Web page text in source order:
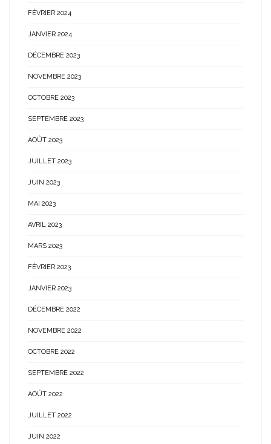
FÉVRIER 2024
JANVIER 2024
DÉCEMBRE 2023
NOVEMBRE 2023
OCTOBRE 2023
SEPTEMBRE 2023
AOÛT 2023
JUILLET 2023
JUIN 2023
MAI 2023
AVRIL 2023
MARS 2023
FÉVRIER 2023
JANVIER 2023
DÉCEMBRE 2022
NOVEMBRE 2022
OCTOBRE 2022
SEPTEMBRE 2022
AOÛT 2022
JUILLET 2022
JUIN 2022